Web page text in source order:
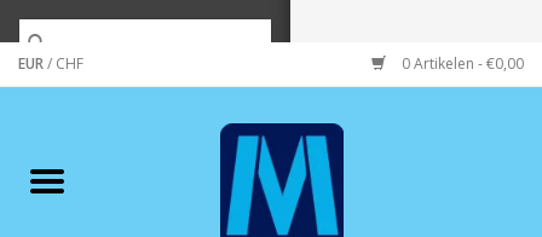
EUR/ CHF 0 Artikelen - €0,00
Merken